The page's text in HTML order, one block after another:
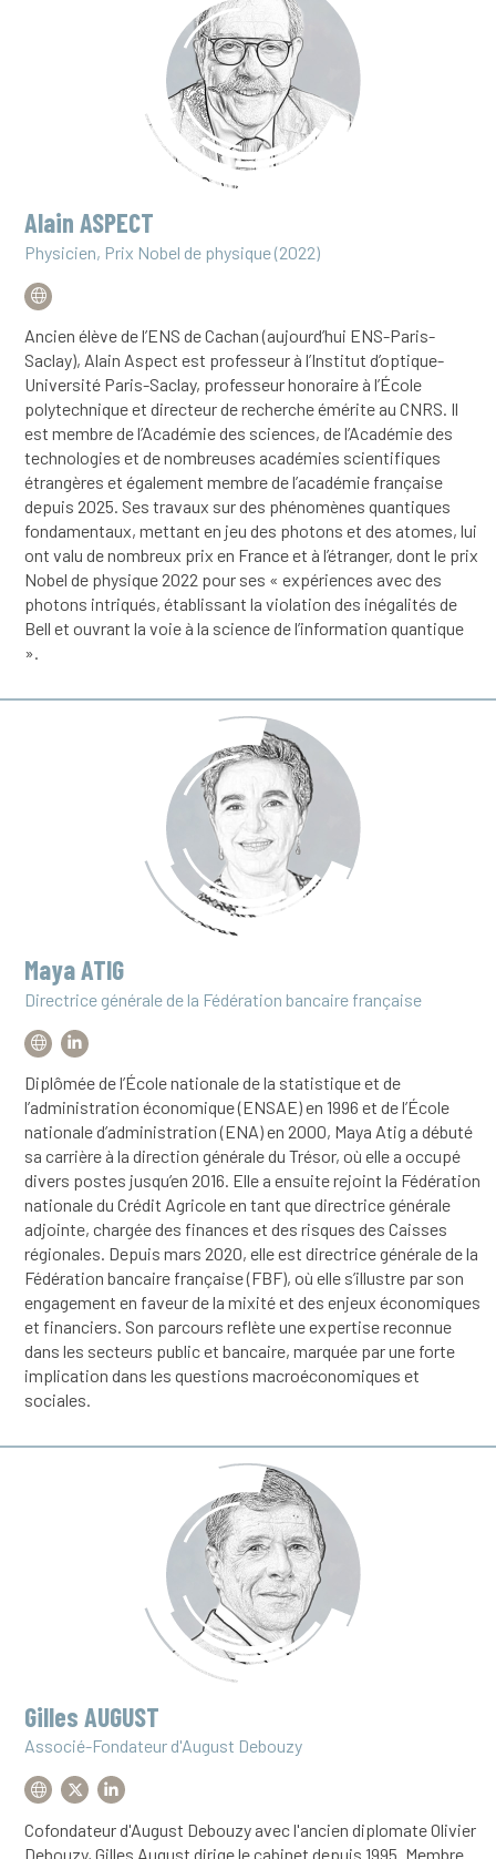
Alain ASPECT
Physicien, Prix Nobel de physique (2022)
Ancien élève de l’ENS de Cachan (aujourd’hui ENS-Paris-
Saclay), Alain Aspect est professeur à l’Institut d’optique-
Université Paris-Saclay, professeur honoraire à l’École
polytechnique et directeur de recherche émérite au CNRS. Il
est membre de l’Académie des sciences, de l’Académie des
technologies et de nombreuses académies scientifiques
étrangères et également membre de l’académie française
depuis 2025. Ses travaux sur des phénomènes quantiques
fondamentaux, mettant en jeu des photons et des atomes, lui
ont valu de nombreux prix en France et à l’étranger, dont le prix
Nobel de physique 2022 pour ses « expériences avec des
photons intriqués, établissant la violation des inégalités de
Bell et ouvrant la voie à la science de l’information quantique
».
Maya ATIG
Directrice générale de la Fédération bancaire française
Diplômée de l’École nationale de la statistique et de
l’administration économique (ENSAE) en 1996 et de l’École
nationale d’administration (ENA) en 2000, Maya Atig a débuté
sa carrière à la direction générale du Trésor, où elle a occupé
divers postes jusqu’en 2016. Elle a ensuite rejoint la Fédération
nationale du Crédit Agricole en tant que directrice générale
adjointe, chargée des finances et des risques des Caisses
régionales. Depuis mars 2020, elle est directrice générale de la
Fédération bancaire française (FBF), où elle s’illustre par son
engagement en faveur de la mixité et des enjeux économiques
et financiers. Son parcours reflète une expertise reconnue
dans les secteurs public et bancaire, marquée par une forte
implication dans les questions macroéconomiques et
sociales.
Gilles AUGUST
Associé-Fondateur d'August Debouzy
Cofondateur d'August Debouzy avec l'ancien diplomate Olivier
Debouzy, Gilles August dirige le cabinet depuis 1995. Membre